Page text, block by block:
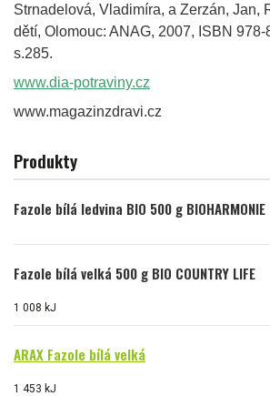
Strnadelová, Vladimíra, a Zerzán, Jan,
dětí, Olomouc: ANAG, 2007, ISBN 978-
s.285.
www.dia-potraviny.cz
www.magazinzdravi.cz
Produkty
Fazole bílá ledvina BIO 500 g BIOHARMONIE
Fazole bílá velká 500 g BIO COUNTRY LIFE
1 008 kJ
ARAX Fazole bílá velká
1 453 kJ